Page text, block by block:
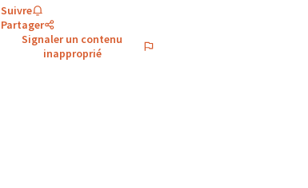
Suivre
Partager
Signaler un contenu
inapproprié